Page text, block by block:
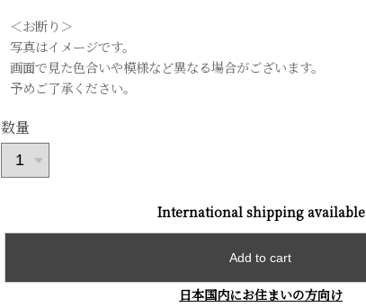
＜お断り＞
写真はイメージです。
画面で見た色合いや模様など異なる場合がございます。
予めご了承ください。
数量
International shipping available
Add to cart
日本国内にお住まいの方向け